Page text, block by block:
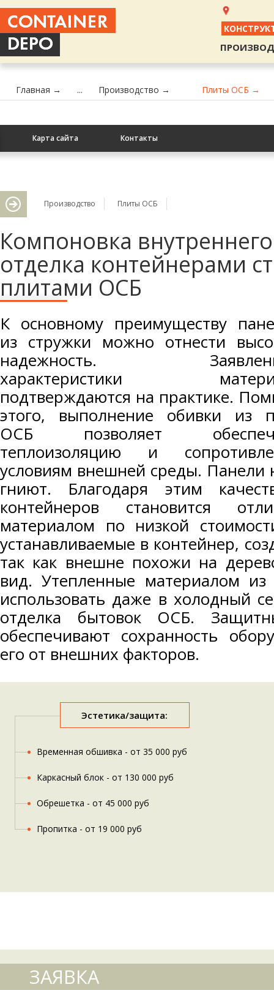
Главная → ... Производство → Плиты ОСБ →
Карта сайта Контакты
Производство Плиты ОСБ
Компоновка
отделка контейнерами
плитами ОСБ
К основному преимуществу
из стружки можно отнести
надежность.
характеристики
подтверждаются на практике.
этого, выполнение обивки из
ОСБ позволяет
теплоизоляцию и
условиям внешней среды. Панели
гниют. Благодаря этим
контейнеров становится
материалом по низкой
устанавливаемые в контейнер,
так как внешне похожи на
вид. Утепленные материалом
использовать даже в холодный
отделка бытовок ОСБ.
обеспечивают сохранность
его от внешних факторов.
Эстетика/защита:
Временная обшивка - от 35 000 руб
Каркасный блок - от 130 000 руб
Обрешетка - от 45 000 руб
Пропитка - от 19 000 руб
ЗАЯВКА